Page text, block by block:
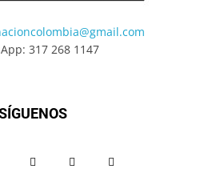
317 268 1147